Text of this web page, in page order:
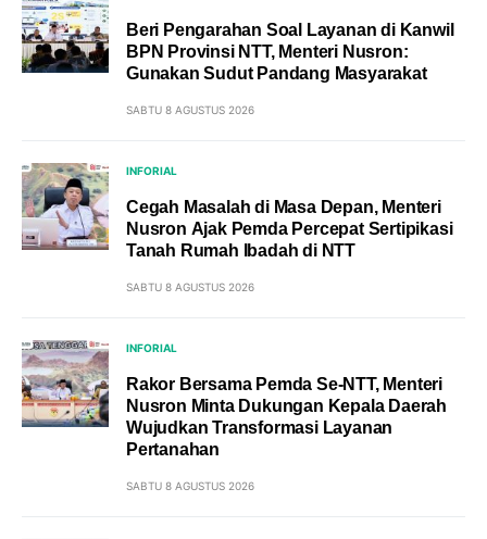
Beri Pengarahan Soal Layanan di Kanwil
BPN Provinsi NTT, Menteri Nusron:
Gunakan Sudut Pandang Masyarakat
SABTU 8 AGUSTUS 2026
INFORIAL
Cegah Masalah di Masa Depan, Menteri
Nusron Ajak Pemda Percepat Sertipikasi
Tanah Rumah Ibadah di NTT
SABTU 8 AGUSTUS 2026
INFORIAL
Rakor Bersama Pemda Se-NTT, Menteri
Nusron Minta Dukungan Kepala Daerah
Wujudkan Transformasi Layanan
Pertanahan
SABTU 8 AGUSTUS 2026